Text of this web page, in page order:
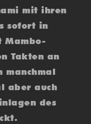
mit ihren
sofort in
Mambo-
Takten an
manchmal
aber auch
des